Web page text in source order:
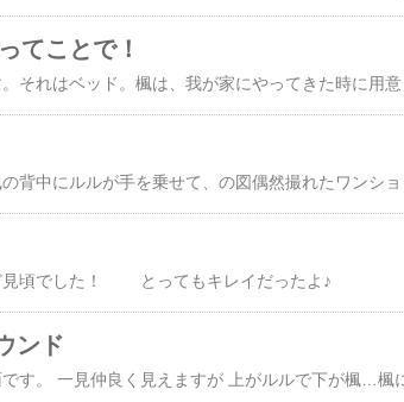
てことで！
見頃でした！ とってもキレイだったよ♪
ンド